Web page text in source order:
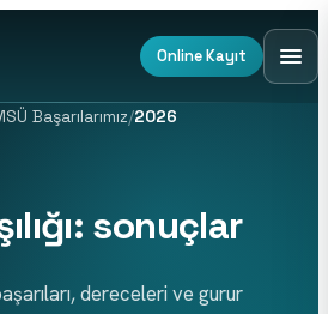
Online Kayıt
Başarılarımız/2026
sonuçlar
dereceleri ve gurur